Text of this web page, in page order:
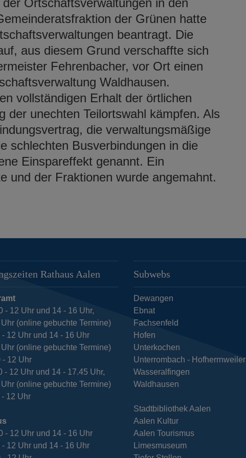
der Grünen hatte
beantragt. Die
aus diesem Grund verschaffte sich
Fehrenbacher, vor Ort einen
Waldhausen.
vollständigen Erhalt der örtlichen
der unechten Teilortswahl kämpfen. Als
die verwaltungsmäßige
schlechten Busverbindungen in die
Einspareffekt genannt. Ein
und der Fraktionen wurde angemahnt.
Rathaus Aalen
- 12 Uhr und 14 - 16 Uhr,
(online gebuchte Termine)
- 12 Uhr und 14 - 16 Uhr
(online gebuchte Termine)
- 12 Uhr
- 12 Uhr und 14 - 17.45 Uhr,
(online gebuchte Termine)
- 12 Uhr
- 12 Uhr und 14 - 16 Uhr
- 12 Uhr und 14 - 16 Uhr
Subwebs
Dewangen
Ebnat
Fachsenfeld
Hofen
Unterkochen
Unterrombach - Hofherrnweiler
Wasseralfingen
Waldhausen
Stadtbibliothek Aalen
Aalen Kultur
Aalen Tourismus
Limesmuseum